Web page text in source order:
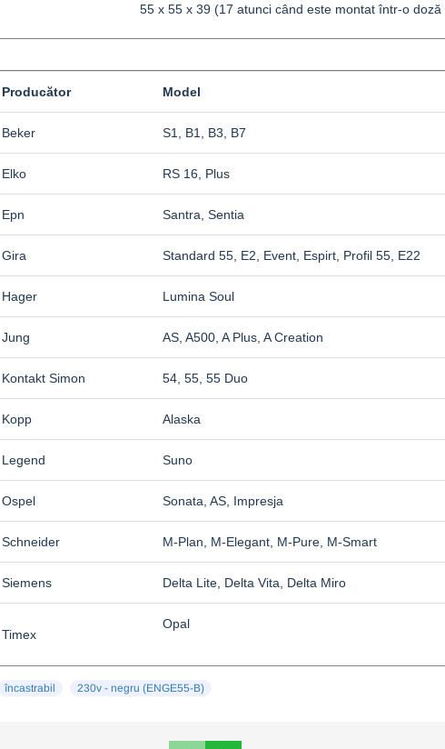
55 x 55 x 39 (17 atunci când este montat într-o doză
Producător Model
Beker S1, B1, B3, B7
Elko RS 16, Plus
Epn Santra, Sentia
Gira Standard 55, E2, Event, Espirt, Profil 55, E22
Hager Lumina Soul
Jung AS, A500, A Plus, A Creation
Kontakt Simon 54, 55, 55 Duo
Kopp Alaska
Legend Suno
Ospel Sonata, AS, Impresja
Schneider M-Plan, M-Elegant, M-Pure, M-Smart
Siemens Delta Lite, Delta Vita, Delta Miro
Timex
Opal
încastrabil 230v - negru (ENGE55-B)